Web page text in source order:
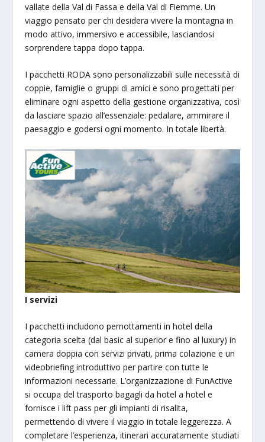
vallate della Val di Fassa e della Val di Fiemme. Un
viaggio pensato per chi desidera vivere la montagna in
modo attivo, immersivo e accessibile, lasciandosi
sorprendere tappa dopo tappa.
I pacchetti RODA sono personalizzabili sulle necessità di
coppie, famiglie o gruppi di amici e sono progettati per
eliminare ogni aspetto della gestione organizzativa, così
da lasciare spazio all’essenziale: pedalare, ammirare il
paesaggio e godersi ogni momento. In totale libertà.
I servizi
I pacchetti includono pernottamenti in hotel della
categoria scelta (dal basic al superior e fino al luxury) in
camera doppia con servizi privati, prima colazione e un
videobriefing introduttivo per partire con tutte le
informazioni necessarie. L’organizzazione di FunActive
si occupa del trasporto bagagli da hotel a hotel e
fornisce i lift pass per gli impianti di risalita,
permettendo di vivere il viaggio in totale leggerezza. A
completare l’esperienza, itinerari accuratamente studiati